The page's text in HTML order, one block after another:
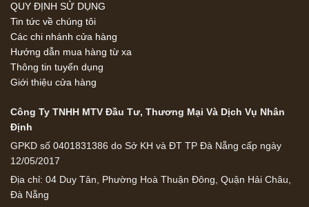
QUY ĐỊNH SỬ DỤNG
Tin tức về chúng tôi
Các chi nhánh cửa hàng
Hướng dẫn mua hàng từ xa
Thông tin tuyển dụng
Giới thiệu cửa hàng
Công Ty TNHH MTV Đầu Tư, Thương Mại Và Dịch Vụ Nhân
Định
GPKD số 0401831386 do Sở KH và ĐT TP Đà Nẵng cấp ngày
12/05/2017
Địa chỉ: 04 Duy Tân, Phường Hoà Thuận Đông, Quận Hải Châu,
Đà Nẵng